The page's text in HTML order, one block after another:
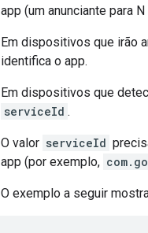
app (um anunciante para
Em dispositivos que irão
identifica o app.
Em dispositivos que
serviceId .
O valor serviceId
app (por exemplo,
O exemplo a seguir